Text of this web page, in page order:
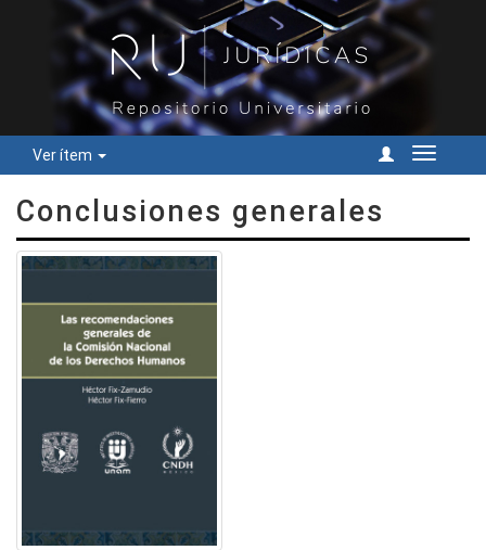
Ver ítem
Cambiar
Conclusiones generales